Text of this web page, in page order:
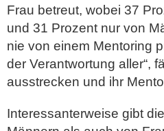
Frau betreut, wobei 37
und 31 Prozent nur von
nie von einem Mentoring
der Verantwortung aller“,
ausstrecken und ihr
Interessanterweise gibt